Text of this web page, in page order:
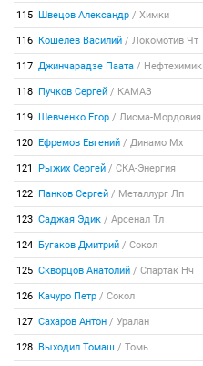
115 Швецов Александр / Химки
116 Кошелев Василий / Локомотив Чт
117 Джинчарадзе Паата / Нефтехимик
118 Пучков Сергей / КАМАЗ
119 Шевченко Егор / Лисма-Мордовия
120 Ефремов Евгений / Динамо Мх
121 Рыжих Сергей / СКА-Энергия
122 Панков Сергей / Металлург Лп
123 Саджая Эдик / Арсенал Тл
124 Бугаков Дмитрий / Сокол
125 Скворцов Анатолий / Спартак Нч
126 Качуро Петр / Сокол
127 Сахаров Антон / Уралан
128 Выходил Томаш / Томь